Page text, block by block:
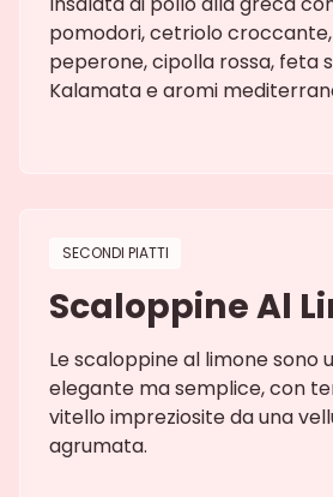
pomodori, cetriolo
peperone, cipolla rossa, feta
Kalamata e aromi
SECONDI PIATTI
Scaloppine Al
Le scaloppine al limone sono
elegante ma semplice, con
vitello impreziosite da una
agrumata.